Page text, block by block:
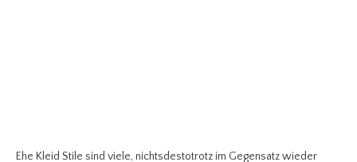
Ehe Kleid Stile sind viele, nichtsdestotrotz im Gegensatz wieder